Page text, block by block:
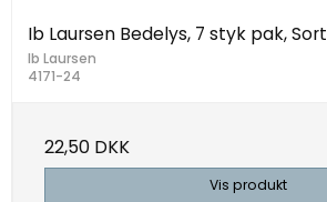
Ib Laursen Bedelys, 7 styk pak, Sort
Ib Laursen
4171-24
22,50 DKK
Vis produkt